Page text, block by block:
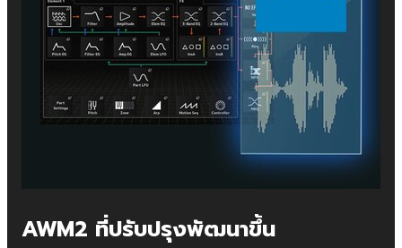
AWM2 ที่ปรับปรุงพัฒนาขึ้น